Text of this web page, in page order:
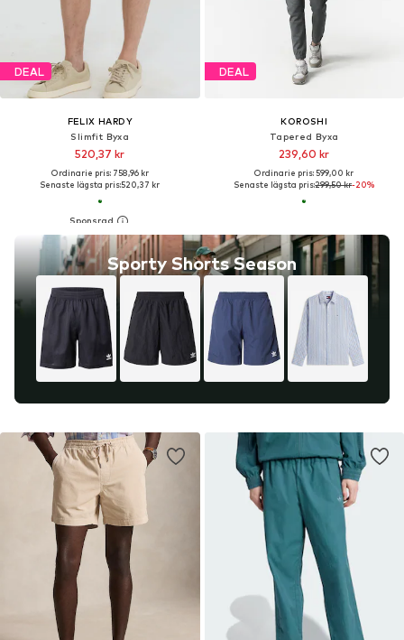
DEAL
FELIX HARDY
Slimfit Byxa
520,37 kr
Ordinarie pris: 758,96 kr
Senaste lägsta pris:520,37 kr
Sporty Shorts Season
DEAL
KOROSHI
Tapered Byxa
239,60 kr
Ordinarie pris: 599,00 kr
Senaste lägsta pris:299,50 kr-20%